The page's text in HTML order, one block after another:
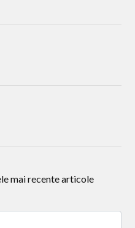
mai recente articole